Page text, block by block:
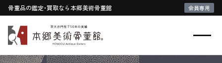
骨董品の鑑定・買取なら本郷美術骨董館 会員専用